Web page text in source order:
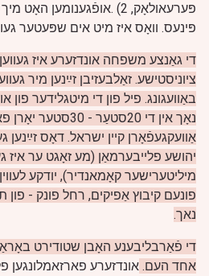
פּערעאולאָק, 2) .אופֿגענומען
פּינעס. וואָס איז מיט אים שפּעטער
די גאַנצע משפחה אונדזערע איז
ציוניסטישע. זאַלבעזיבן זײַנען מיר
באַוועגונג. פיל פון די מיטגלידער פון
נאָך אין די 20סטעַר -
אַוועקגעפֿאָרן קיין ישראל. דאָס זײַנען
יהושע פלייבערמאַן (מע זאָגט ער איז
מיליטערישער קאָמאנדיר), יודקע
פונעם קיבוץ אַפיקים, רחל פונק - פון
נאך.
די פֿאַרבליבענע האָבן שטודירט
אחד העם. אונדזערע פארזאמלונגען